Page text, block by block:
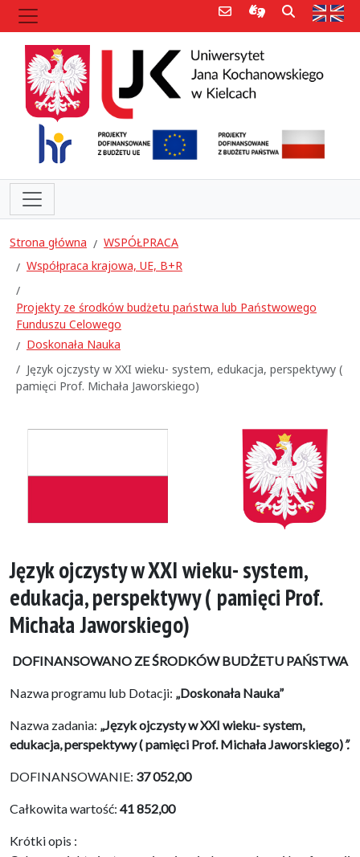
Poczta e-mailInformacje dla
Szukaj
Strona główna
WSPÓŁPRACA
Współpraca krajowa, UE, B+R
Projekty ze środków budżetu państwa lub Państwowego
Funduszu Celowego
Doskonała Nauka
Język ojczysty w XXI wieku- system, edukacja, perspektywy (
pamięci Prof. Michała Jaworskiego)
Język ojczysty w XXI wieku- system,
edukacja, perspektywy ( pamięci Prof.
Michała Jaworskiego)
DOFINANSOWANO ZEŚRODKÓW BUDŻETU PAŃSTWA
Nazwa programu lub Dotacji: „Doskonała Nauka”
Nazwa zadania: „Język ojczysty w XXI wieku- system,
edukacja, perspektywy ( pamięci Prof. Michała Jaworskiego)”.
DOFINANSOWANIE: 37 052,00
Całkowita wartość: 41 852,00
Krótki opis :